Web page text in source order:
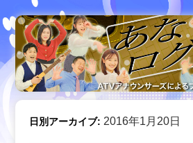
日別アーカイブ:2016年1月20日